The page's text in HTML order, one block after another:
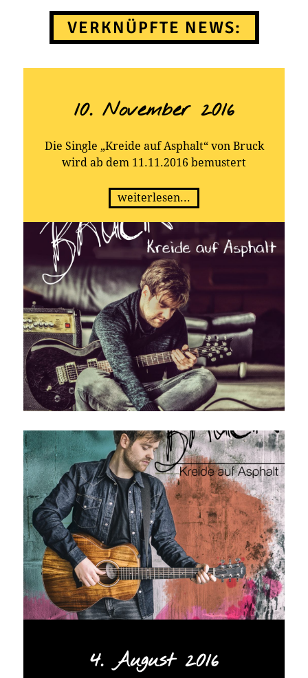
VERKNÜPFTE NEWS:
10. November 2016
Die Single „Kreide auf Asphalt“ von Bruck
wird ab dem 11.11.2016 bemustert
weiterlesen...
4. August 2016